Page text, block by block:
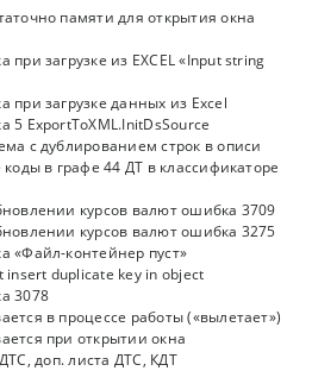
памяти для открытия окна
загрузке из EXCEL «Input string
при загрузке данных из Excel
5 ExportToXML.InitDsSource
с дублированием строк в описи
в графе 44 ДТ в классификаторе
курсов валют ошибка 3709
курсов валют ошибка 3275
«Файл-контейнер пуст»
insert duplicate key in object
3078
в процессе работы («вылетает»)
при открытии окна
доп. листа ДТС, КДТ